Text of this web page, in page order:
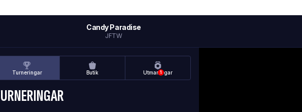
Candy Paradise
JFTW
Turneringar Butik 1
Utmaningar